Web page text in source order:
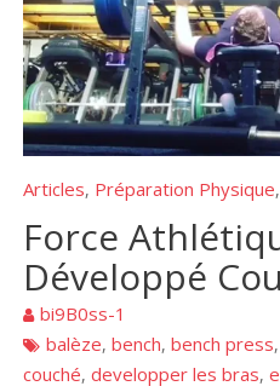
Articles, Préparation Physique,
Force
Développé
bi9B0ss-1
balèze,bench,bench press
couché,developper les bras,